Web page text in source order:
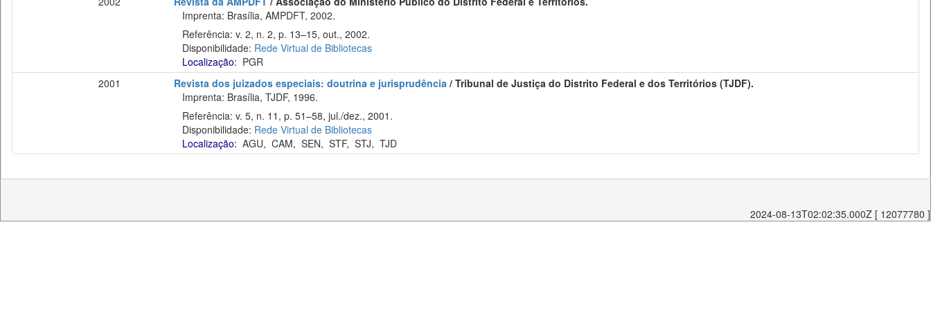
Imprenta: Brasília, AMPDFT, 2002.
Referência: v. 2, n. 2, p. 13–15, out., 2002.
Disponibilidade: Rede Virtual de Bibliotecas
Localização: PGR
2001
Revista dos juizados especiais: doutrina e jurisprudência / Tribunal de Justiça do Distrito Federal e dos Territórios (TJDF).
Imprenta: Brasília, TJDF, 1996.
Referência: v. 5, n. 11, p. 51–58, jul./dez., 2001.
Disponibilidade: Rede Virtual de Bibliotecas
Localização: AGU, CAM, SEN, STF, STJ, TJD
2024-08-13T02:02:35.000Z [ 12077780 ]